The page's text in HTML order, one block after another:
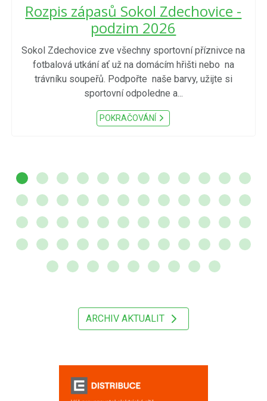
Rozpis zápasů Sokol Zdechovice -
podzim 2026
Sokol Zdechovice zve všechny sportovní příznivce na
fotbalová utkání ať už na domácím hřišti nebo na
trávníku soupeřů. Podpořte naše barvy, užijte si
sportovní odpoledne a...
POKRAČOVÁNÍ
ARCHIV AKTUALIT